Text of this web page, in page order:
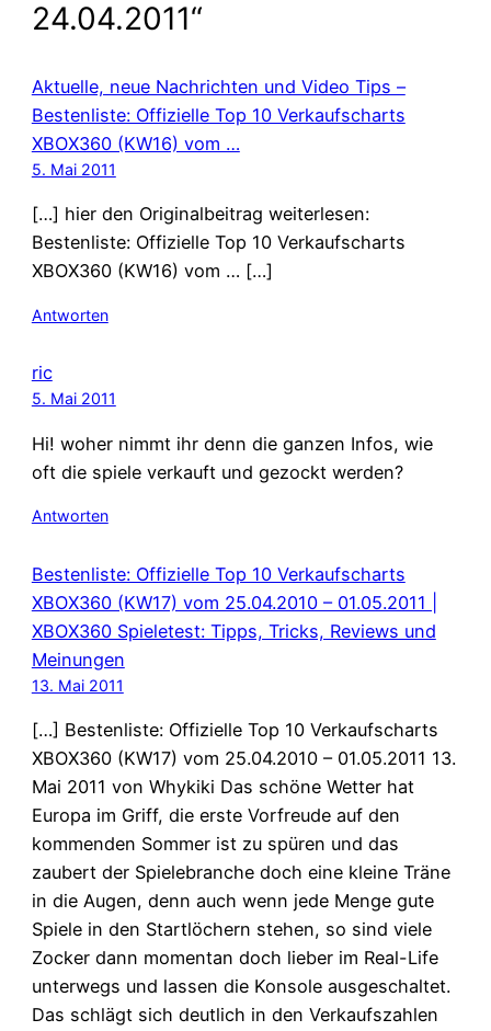
24.04.2011“
Aktuelle, neue Nachrichten und Video Tips –
Bestenliste: Offizielle Top 10 Verkaufscharts
XBOX360 (KW16) vom …
5. Mai 2011
[…] hier den Originalbeitrag weiterlesen:
Bestenliste: Offizielle Top 10 Verkaufscharts
XBOX360 (KW16) vom … […]
Antworten
ric
5. Mai 2011
Hi! woher nimmt ihr denn die ganzen Infos, wie
oft die spiele verkauft und gezockt werden?
Antworten
Bestenliste: Offizielle Top 10 Verkaufscharts
XBOX360 (KW17) vom 25.04.2010 – 01.05.2011 |
XBOX360 Spieletest: Tipps, Tricks, Reviews und
Meinungen
13. Mai 2011
[…] Bestenliste: Offizielle Top 10 Verkaufscharts
XBOX360 (KW17) vom 25.04.2010 – 01.05.2011 13.
Mai 2011 von Whykiki Das schöne Wetter hat
Europa im Griff, die erste Vorfreude auf den
kommenden Sommer ist zu spüren und das
zaubert der Spielebranche doch eine kleine Träne
in die Augen, denn auch wenn jede Menge gute
Spiele in den Startlöchern stehen, so sind viele
Zocker dann momentan doch lieber im Real-Life
unterwegs und lassen die Konsole ausgeschaltet.
Das schlägt sich deutlich in den Verkaufszahlen